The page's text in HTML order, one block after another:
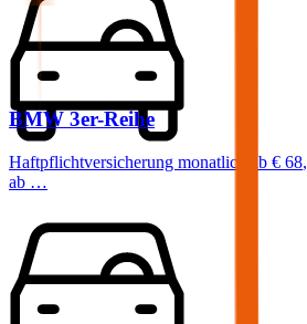
BMW 3er-Reihe
Haftpflichtversicherung monatlich ab € 68,
ab …